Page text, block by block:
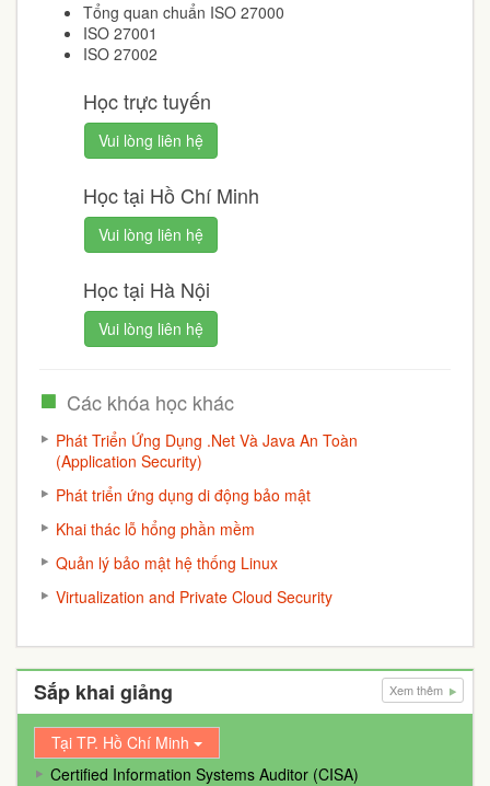
Tổng quan chuẩn ISO 27000
ISO 27001
ISO 27002
Học trực tuyến
Vui lòng liên hệ
Học tại Hồ Chí Minh
Vui lòng liên hệ
Học tại Hà Nội
Vui lòng liên hệ
Các khóa học khác
Phát Triển Ứng Dụng .Net Và Java An Toàn
(Application Security)
Phát triển ứng dụng di động bảo mật
Khai thác lỗ hổng phần mềm
Quản lý bảo mật hệ thống Linux
Virtualization and Private Cloud Security
Sắp khai giảng Xem thêm
Tại TP. Hồ Chí Minh
Certified Information Systems Auditor (CISA)